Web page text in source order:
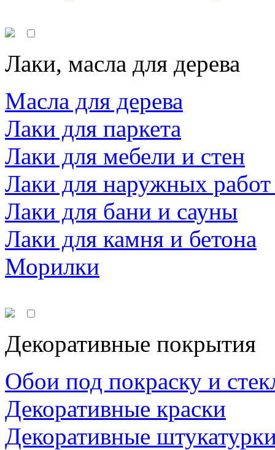
Лаки, масла для дерева
Масла для дерева
Лаки для паркета
Лаки для мебели и стен
Лаки для наружных
Лаки для бани и сауны
Лаки для камня и бетона
Морилки
Декоративные покрытия
Обои под покраску и
Декоративные краски
Декоративные